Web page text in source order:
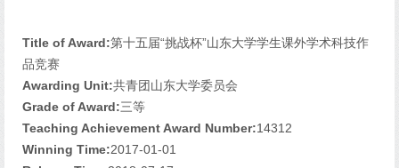
Title of Award:第十五届“挑战杯”山东大学学生课外学术科技作
品竞赛
Awarding Unit:共青团山东大学委员会
Grade of Award:三等
Teaching Achievement Award Number:14312
Winning Time:2017-01-01